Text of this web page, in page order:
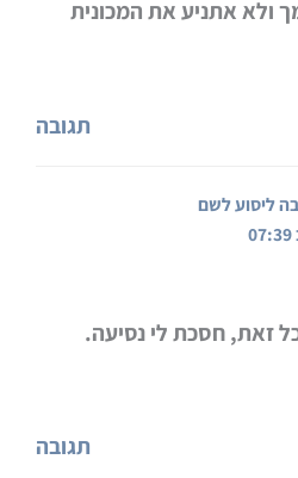
ולא אתניע את המכונית
תגובה
ליסוע לשם
זאת, חסכת לי נסיעה.
תגובה